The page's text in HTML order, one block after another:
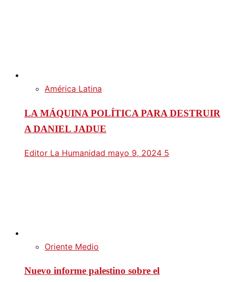
América Latina
LA MÁQUINA POLÍTICA PARA DESTRUIR
A DANIEL JADUE
Editor La Humanidad mayo 9, 2024 5
Oriente Medio
Nuevo informe palestino sobre el